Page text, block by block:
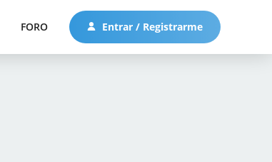
FORO Entrar / Registrarme